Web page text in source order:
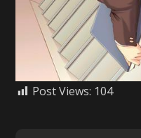
Post Views: 104